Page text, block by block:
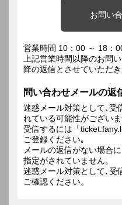
お問い
営業時間 10：00 ～ 18：
上記営業時間以降のお問
降の返信とさせていただき
問い合わせメールの返
迷惑メール対策として､受
れている可能性がございま
受信するには「
ご登録ください｡
メールの返信がない場合
指定がされていません。
迷惑メール対策として､受
ご確認ください。